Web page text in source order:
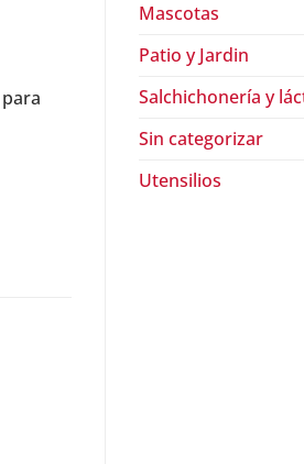
Mascotas
Patio y Jardin
Salchichonería y
Sin categorizar
Utensilios